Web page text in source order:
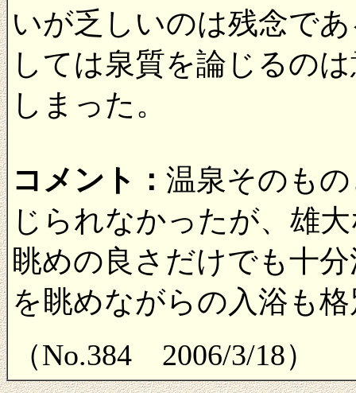
いが乏しいのは残念で
しては泉質を論じるの
しまった。
コメント： 温泉そのも
じられなかったが、雄
眺めの良さだけでも十
を眺めながらの入浴も
（No.384 2006/3/18）